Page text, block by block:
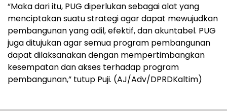
“Maka dari itu, PUG diperlukan sebagai alat yang
menciptakan suatu strategi agar dapat mewujudkan
pembangunan yang adil, efektif, dan akuntabel. PUG
juga ditujukan agar semua program pembangunan
dapat dilaksanakan dengan mempertimbangkan
kesempatan dan akses terhadap program
pembangunan,” tutup Puji. (AJ/Adv/DPRDKaltim)